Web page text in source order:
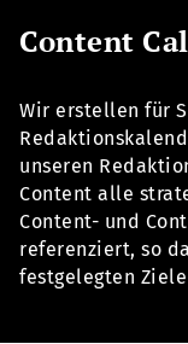
Content
Wir erstellen für
unseren
Content alle
Content- und
referenziert, so
festgelegten